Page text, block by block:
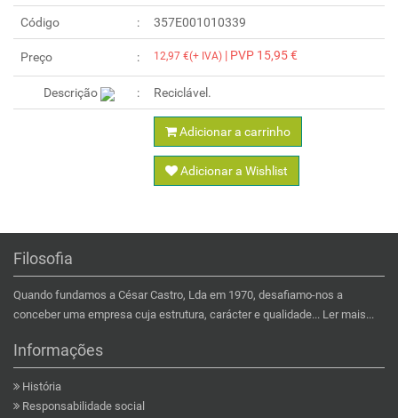
Código 357E001010339
Preço 12,97 €(+ IVA) | PVP 15,95 €
Descrição Reciclável.
Adicionar a carrinho
Adicionar a Wishlist
Filosofia
Quando fundamos a César Castro, Lda em 1970, desafiamo-nos a
conceber uma empresa cuja estrutura, carácter e qualidade... Ler mais...
Informações
História
Responsabilidade social